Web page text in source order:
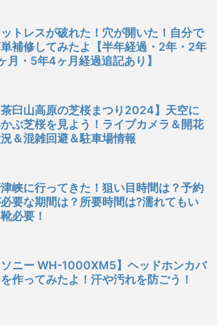
トレスが破れた！穴が開いた！自分で
補修してみたよ【半年経過・2年・2年
月・5年4ヶ月経過追記あり】
茶臼山高原の芝桜まつり2024】天空に
ぶ芝桜を見よう！ライブカメラ＆開花
＆混雑回避＆駐車場情報
峡に行ってきた！狙い目時間は？予約
要な期間は？所要時間は?濡れてもい
必要！
ソニー WH-1000XM5】ヘッドホンカバ
作ってみたよ！汗や汚れを防ごう！